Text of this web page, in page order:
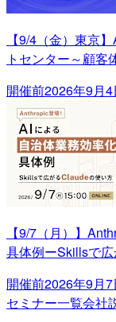
【9/4（金）東京
トセンター～顧客
開催前2026年9月
【9/7（月）】
具体例ーSkillsで
開催前2026年9月
セミナー一覧会社